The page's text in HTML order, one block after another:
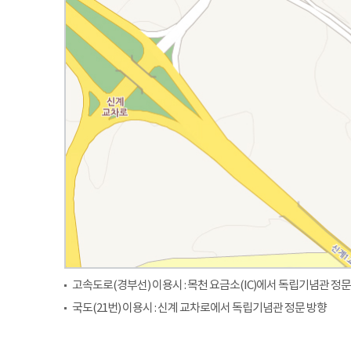
고속도로(경부선) 이용시 : 목천 요금소(IC)에서 독립기념관 정
국도(21번) 이용시 : 신계 교차로에서 독립기념관 정문 방향